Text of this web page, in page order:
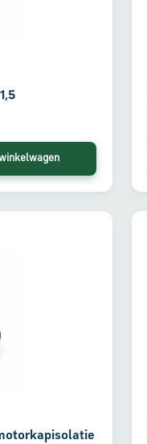
winkelwagen